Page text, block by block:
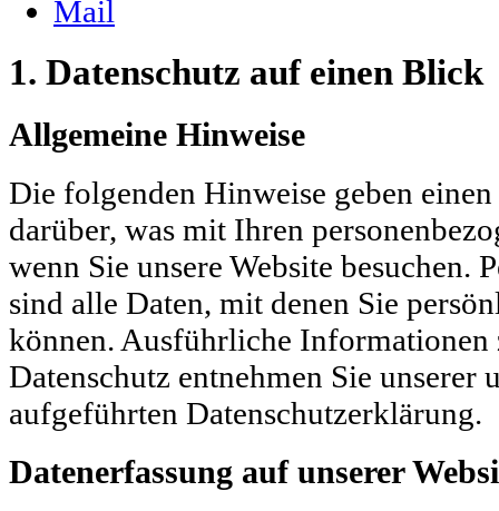
1. Datenschutz auf einen Blick
Allgemeine Hinweise
Die folgenden Hinweise geben
darüber, was mit Ihren
wenn Sie unsere Website besuchen.
sind alle Daten, mit denen Sie
können. Ausführliche Informationen
Datenschutz entnehmen Sie unserer
aufgeführten Datenschutzerklärung.
Datenerfassung auf unserer